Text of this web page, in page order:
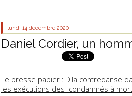
lundi 14 décembre 2020
Daniel Cordier, un
Le presse papier : D'la contredanse
les exécutions des condamnés à